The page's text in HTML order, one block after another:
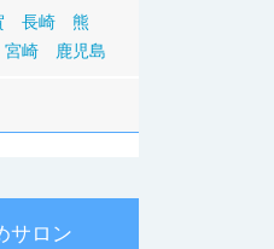
長崎
熊
宮崎 鹿児島
サロン